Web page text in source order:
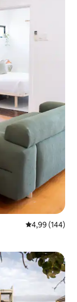
4,99 de
4,99 (144)